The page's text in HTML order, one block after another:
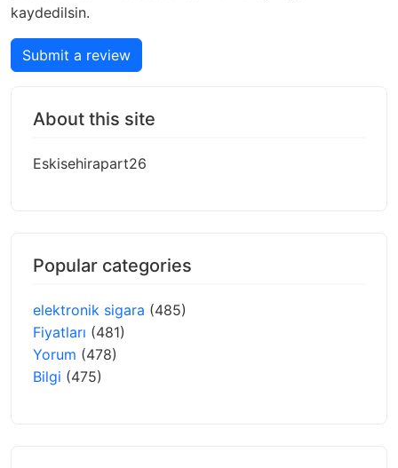
kaydedilsin.
Submit a review
About this site
Eskisehirapart26
Popular categories
elektronik sigara (485)
Fiyatları (481)
Yorum (478)
Bilgi (475)